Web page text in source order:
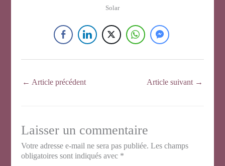
Solar
← Article précédent Article suivant →
Laisser un commentaire
Votre adresse e-mail ne sera pas publiée. Les champs
obligatoires sont indiqués avec *